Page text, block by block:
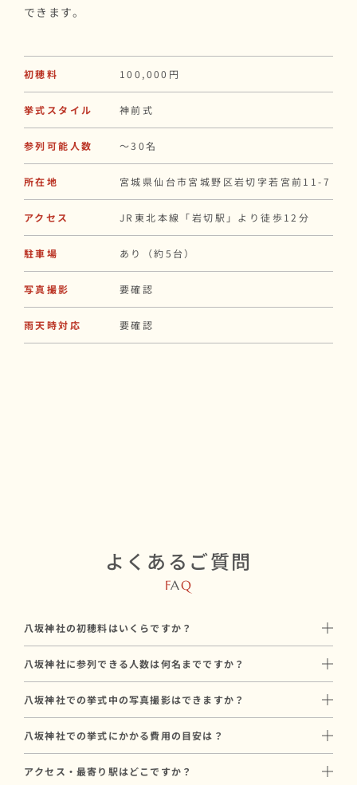
できます。
初穂料 100,000円
挙式スタイル 神前式
参列可能人数 〜30名
所在地 宮城県仙台市宮城野区岩切字若宮前11-7
アクセス JR東北本線「岩切駅」より徒歩12分
駐車場 あり（約5台）
写真撮影 要確認
雨天時対応 要確認
よくあるご質問
FAQ
八坂神社の初穂料はいくらですか？
料金とは別途必要です。
八坂神社に参列できる人数は何名までですか？
参列人数に合わせたプランや会場のご提案も可能ですので、お気
八坂神社での挙式中の写真撮影はできますか？
ですので、お気軽にご相談ください。
八坂神社での挙式にかかる費用の目安は？
八坂神社での挙式にかかる基本費用は、合計199,000円〜が目安
アクセス・最寄り駅はどこですか？